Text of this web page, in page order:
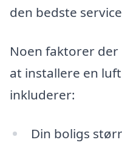
den bedste
Noen faktorer der
at installere en
inkluderer:
Din boligs